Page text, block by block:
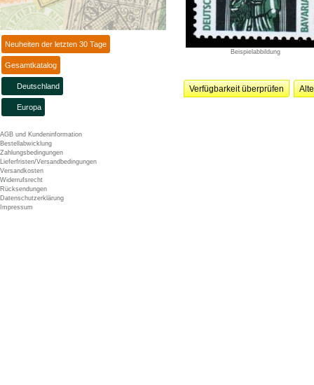
Neuheiten der letzten 30 Tage
Gesamtkatalog
Deutschland
Europa
AGB und Kundeninformation
Bestellabwicklung
Zahlungsbedingungen
Lieferfristen/Versandbedingungen
Versandkosten
Widerrufsrecht
Rücksendungen
Datenschutzerklärung
Impressum
Beispielabbildung
Verfügbarkeit überprüfen